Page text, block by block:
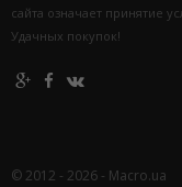
сайта означает принятие
Удачных покупок!
© 2012 - 2026 - Macro.ua